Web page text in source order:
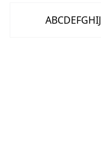
ABCDEFGHIJ